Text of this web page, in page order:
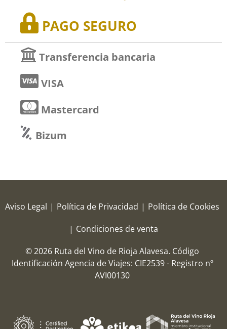
PAGO SEGURO
Transferencia bancaria
VISA
Mastercard
Bizum
Aviso Legal | Política de Privacidad | Política de Cookies
| Condiciones de venta
© 2026 Ruta del Vino de Rioja Alavesa. Código
Identificación Agencia de Viajes: CIE2539 - Registro nº
AVI00130